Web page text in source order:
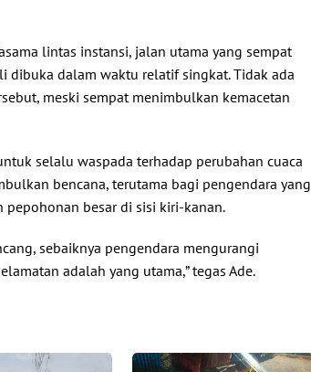
lintas instansi, jalan utama yang sempat
dibuka dalam waktu relatif singkat. Tidak ada
meski sempat menimbulkan kemacetan
selalu waspada terhadap perubahan cuaca
bencana, terutama bagi pengendara yang
besar di sisi kiri-kanan.
sebaiknya pengendara mengurangi
adalah yang utama,” tegas Ade.